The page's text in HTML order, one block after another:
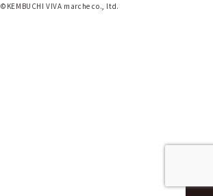
©KEMBUCHI VIVA marche co., ltd.